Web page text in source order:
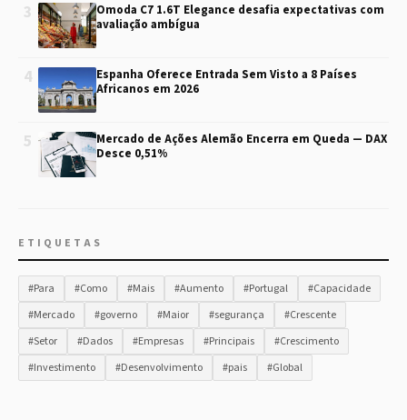
3
Omoda C7 1.6T Elegance desafia expectativas com
avaliação ambígua
4
Espanha Oferece Entrada Sem Visto a 8 Países
Africanos em 2026
5
Mercado de Ações Alemão Encerra em Queda — DAX
Desce 0,51%
ETIQUETAS
#Para #Como #Mais #Aumento #Portugal
#Capacidade
#Mercado
#governo #Maior #segurança
#Crescente
#Setor
#Dados #Empresas #Principais
#Crescimento
#Investimento
#Desenvolvimento #pais #Global